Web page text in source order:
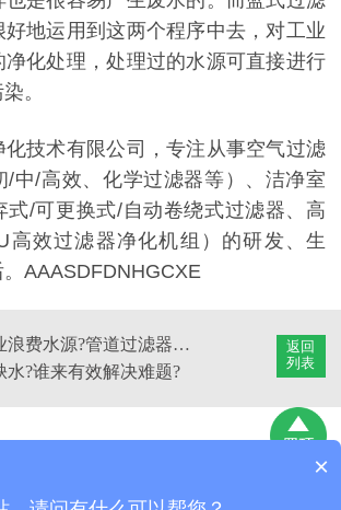
地运用到这两个程序中去，对工业
净化处理，处理过的水源可直接进行
。
化技术有限公司，专注从事空气过滤
/中/高效、化学过滤器等）、洁净室
式/可更换式/自动卷绕式过滤器、高
高效过滤器净化机组）的研发、生
AAASDFDNHGCXE
返回
列表
洗车行业浪费水源?管道过滤器有绝招
水?谁来有效解决难题?
×